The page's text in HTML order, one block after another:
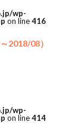
wp-
on line416
2018/08）
wp-
on line414